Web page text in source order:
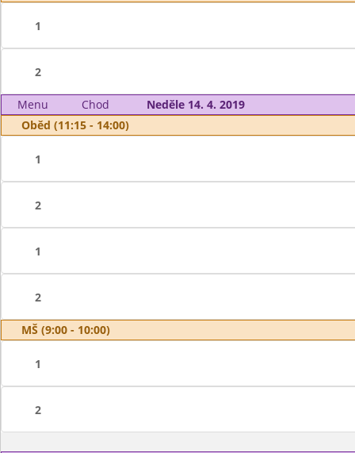
1
2
Menu Chod
Neděle 14. 4. 2019
Oběd (11:15 - 14:00)
1
2
1
2
MŠ (9:00 - 10:00)
1
2